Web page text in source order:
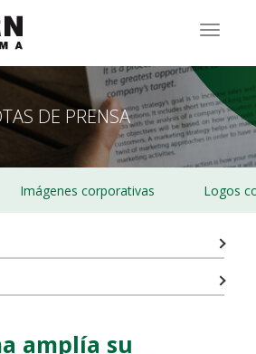
DE PRENSA
Imágenes corporativas Logos
amplía su